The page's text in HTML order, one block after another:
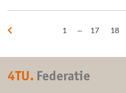
1 ... 17 18
4TU. Federatie